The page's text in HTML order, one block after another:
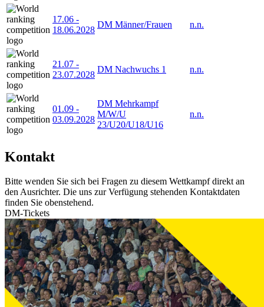
17.06 -
18.06.2028
DM Männer/Frauen n.n.
21.07 -
23.07.2028
DM Nachwuchs 1 n.n.
01.09 -
03.09.2028
DM Mehrkampf
M/W/U
23/U20/U18/U16
n.n.
Kontakt
Bitte wenden Sie sich bei Fragen zu diesem Wettkampf direkt an
den Ausrichter. Die uns zur Verfügung stehenden Kontaktdaten
finden Sie obenstehend.
DM-Tickets